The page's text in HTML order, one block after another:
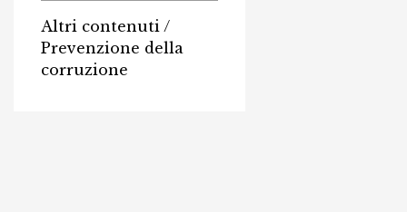
Altri contenuti /
Prevenzione della
corruzione